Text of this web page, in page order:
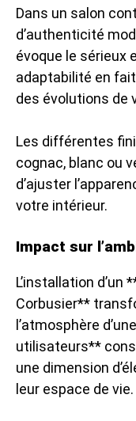
Dans un salon
d’authenticité
évoque le sérieux
adaptabilité en
des évolutions de
Les différentes
cognac, blanc ou
d’ajuster
votre intérieur.
Impact sur
L’installation d’un
Corbusier**
l’atmosphère
utilisateurs**
une dimension
leur espace de vie.